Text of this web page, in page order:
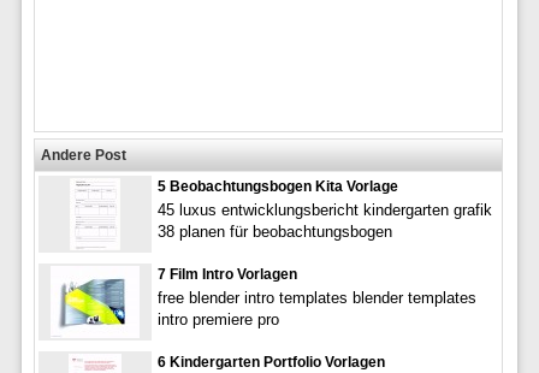
Andere Post
5 Beobachtungsbogen Kita Vorlage
45 luxus entwicklungsbericht kindergarten grafik
38 planen für beobachtungsbogen
7 Film Intro Vorlagen
free blender intro templates blender templates
intro premiere pro
6 Kindergarten Portfolio Vorlagen